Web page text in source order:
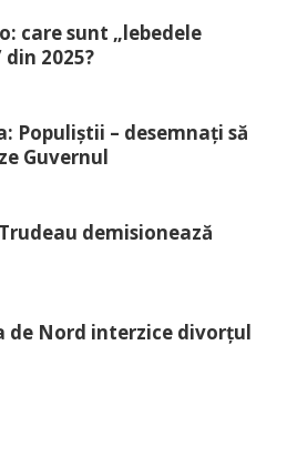
care sunt „lebedele
din 2025?
Populiștii – desemnați să
Guvernul
demisionează
de Nord interzice divorțul